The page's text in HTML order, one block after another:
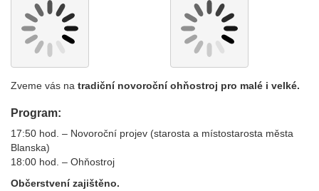
Zveme vás na tradiční novoroční ohňostroj pro malé i velké.
Program:
17:50 hod. – Novoroční projev (starosta a místostarosta města
Blanska)
18:00 hod. – Ohňostroj
Občerstvení zajištěno.